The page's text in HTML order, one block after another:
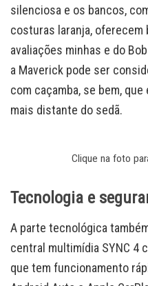
silenciosa e os bancos,
costuras laranja, oferecem
avaliações minhas e do
a Maverick pode ser
com caçamba, se bem,
mais distante do sedã.
Clique na foto
Tecnologia e
A parte tecnológica
central multimídia SYNC 4
que tem funcionamento